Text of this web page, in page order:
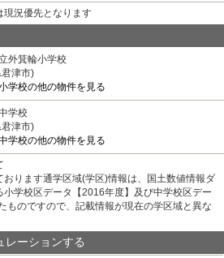
況優先となります
外箕輪小学校
津市)
学校の他の物件を見る
学校
津市)
学校の他の物件を見る
ります通学区域(学区)情報は、国土数値情報ダ
学校区データ【2016年度】及び中学校区デー
ものですので、記載情報が現在の学区域と異な
レーションする